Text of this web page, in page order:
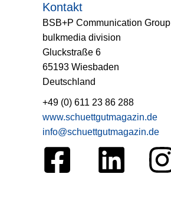
Kontakt
BSB+P Communication Group
bulkmedia division
Gluckstraße 6
65193 Wiesbaden
Deutschland
+49 (0) 611 23 86 288
www.schuettgutmagazin.de
info@schuettgutmagazin.de